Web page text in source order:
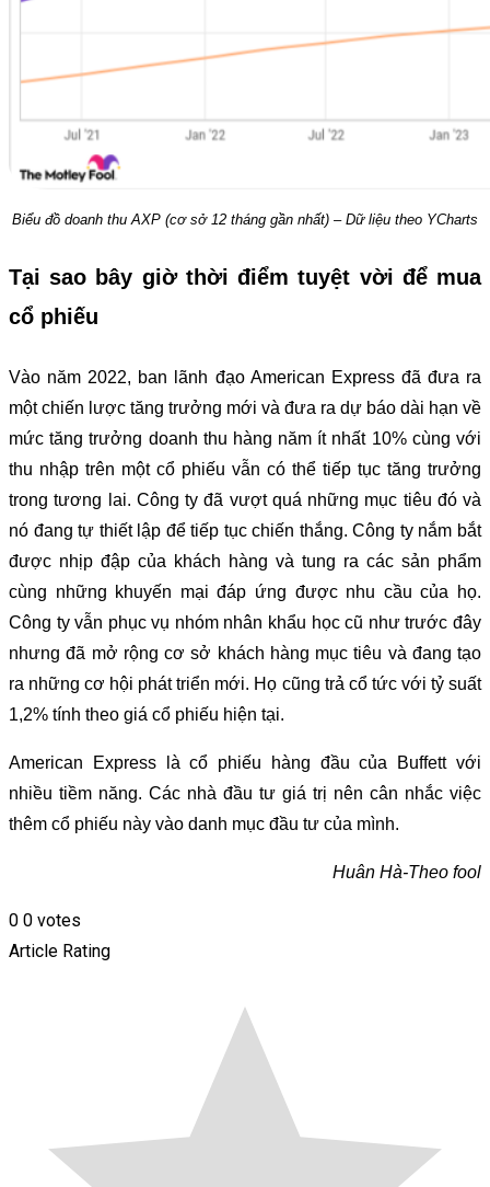
Biểu đồ doanh thu AXP (cơ sở 12 tháng gần nhất) – Dữ liệu theo YCharts
Tại sao bây giờ thời điểm tuyệt vời để mua
cổ phiếu
Vào năm 2022, ban lãnh đạo American Express đã đưa ra
một chiến lược tăng trưởng mới và đưa ra dự báo dài hạn về
mức tăng trưởng doanh thu hàng năm ít nhất 10% cùng với
thu nhập trên một cổ phiếu vẫn có thể tiếp tục tăng trưởng
trong tương lai. Công ty đã vượt quá những mục tiêu đó và
nó đang tự thiết lập để tiếp tục chiến thắng. Công ty nắm bắt
được nhịp đập của khách hàng và tung ra các sản phẩm
cùng những khuyến mại đáp ứng được nhu cầu của họ.
Công ty vẫn phục vụ nhóm nhân khẩu học cũ như trước đây
nhưng đã mở rộng cơ sở khách hàng mục tiêu và đang tạo
ra những cơ hội phát triển mới. Họ cũng trả cổ tức với tỷ suất
1,2% tính theo giá cổ phiếu hiện tại.
American Express là cổ phiếu hàng đầu của Buffett với
nhiều tiềm năng. Các nhà đầu tư giá trị nên cân nhắc việc
thêm cổ phiếu này vào danh mục đầu tư của mình.
Huân Hà-Theo fool
0 0 votes
Article Rating